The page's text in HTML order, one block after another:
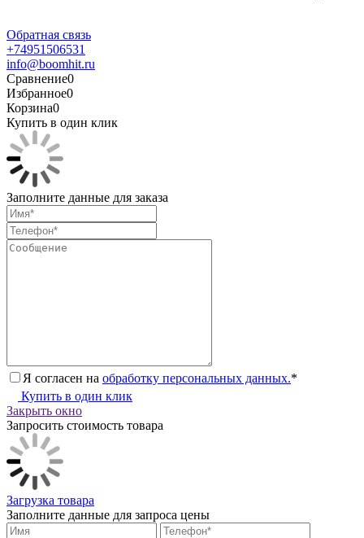
Обратная связь
+74951506531
info@boomhit.ru
Сравнение0
Избранное0
Корзина0
Купить в один клик
Заполните данные для заказа
Я согласен на обработку персональных данных.*
Купить в один клик
Закрыть окно
Запросить стоимость товара
Загрузка товара
Заполните данные для запроса цены